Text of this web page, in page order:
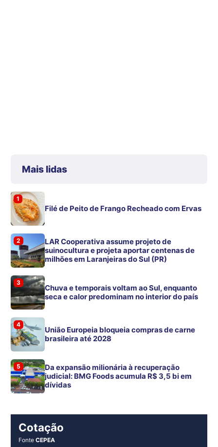
Mais lidas
1
Filé de Peito de Frango Recheado com Ervas
2
LAR Cooperativa assume projeto de
suinocultura e projeta aportar centenas de
milhões em Laranjeiras do Sul (PR)
3
Chuva e temporais voltam ao Sul, enquanto
seca e calor predominam no interior do país
4
União Europeia bloqueia compras de carne
brasileira até 2028
5
Da expansão milionária à recuperação
judicial: BMG Foods acumula R$ 3,5 bi em
dívidas
Cotação
FonteCEPEA